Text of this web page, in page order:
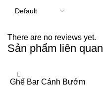
There are no reviews yet.
Sản phẩm liên quan
Ghế Bar Cánh Bướm